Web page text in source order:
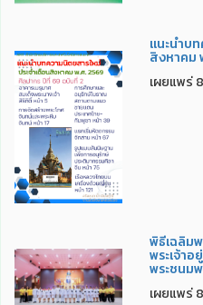
แนะนำบ
สิงหาคม
เผยแพร่
พิธีเฉลิม
พระเจ้าอ
พระชนม
เผยแพร่